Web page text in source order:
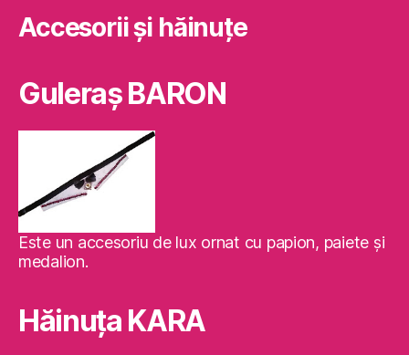
Accesorii și hăinuțe
Guleraş BARON
Este un accesoriu de lux ornat cu papion, paiete şi
medalion.
Hăinuţa KARA